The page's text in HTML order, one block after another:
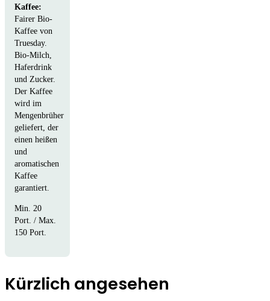
Kaffee:
Fairer Bio-
Kaffee von
Truesday.
Bio-Milch,
Haferdrink
und Zucker.
Der Kaffee
wird im
Mengenbrüher
geliefert, der
einen heißen
und
aromatischen
Kaffee
garantiert.
Min. 20
Port. / Max.
150 Port.
Kürzlich angesehen